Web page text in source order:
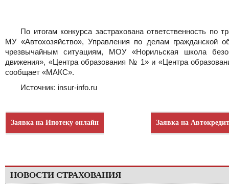
По итогам конкурса застрахована ответственность по
МУ «Автохозяйство», Управления по делам гражданской
чрезвычайным ситуациям, МОУ «Норильская школа
движения», «Центра образования № 1» и «Центра
сообщает «МАКС».
Источник: insur-info.ru
Заявка на Ипотеку онлайн Заявка на
НОВОСТИ СТРАХОВАНИЯ